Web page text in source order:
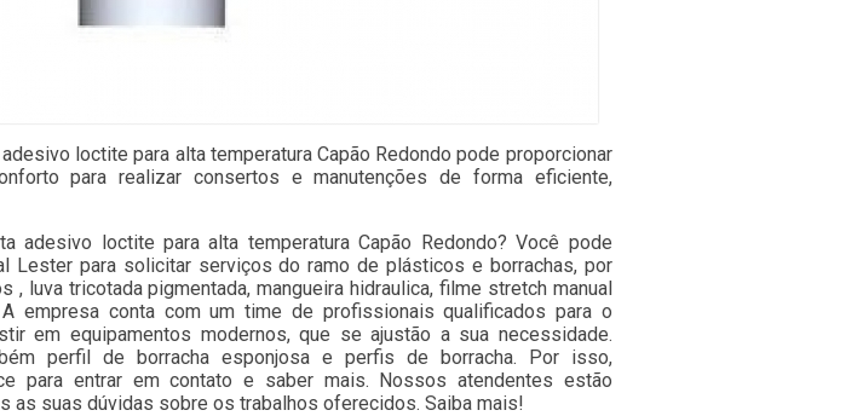
loctite para alta temperatura Capão Redondo pode proporcionar
para realizar consertos e manutenções de forma eficiente,
adesivo loctite para alta temperatura Capão Redondo? Você pode
Lester para solicitar serviços do ramo de plásticos e borrachas, por
, luva tricotada pigmentada, mangueira hidraulica, filme stretch manual
empresa conta com um time de profissionais qualificados para o
em equipamentos modernos, que se ajustão a sua necessidade.
perfil de borracha esponjosa e perfis de borracha. Por isso,
para entrar em contato e saber mais. Nossos atendentes estão
as suas dúvidas sobre os trabalhos oferecidos. Saiba mais!